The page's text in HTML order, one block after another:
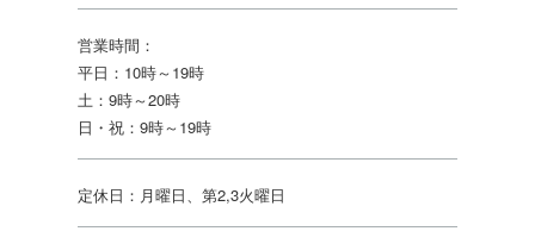
営業時間：
平日：10時～19時
土：9時～20時
日・祝：9時～19時
定休日：月曜日、第2,3火曜日